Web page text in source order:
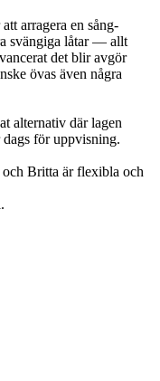
arragera en sång-
svängiga låtar — allt
det blir avgör
övas även några
alternativ där lagen
för uppvisning.
Britta är flexibla och